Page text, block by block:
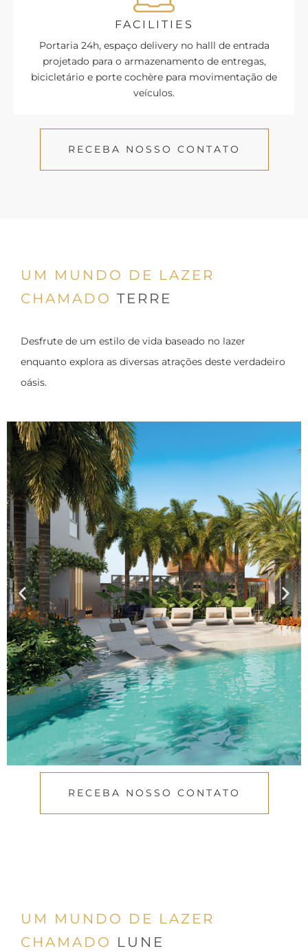
FACILITIES
Portaria 24h, espaço delivery no halll de entrada
projetado para o armazenamento de entregas,
bicicletário e porte cochère para movimentação de
veículos.
RECEBA NOSSO CONTATO
UM MUNDO DE LAZER
CHAMADO TERRE
Desfrute de um estilo de vida baseado no lazer
enquanto explora as diversas atrações deste verdadeiro
oásis.
RECEBA NOSSO CONTATO
UM MUNDO DE LAZER
CHAMADO LUNE